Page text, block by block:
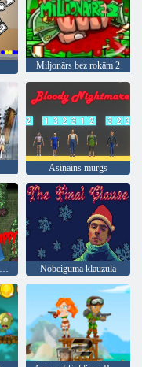
Miljonārs bez rokām 2
Asiņains murgs
Slaktiņš Camp Happy Nobeiguma klauzula